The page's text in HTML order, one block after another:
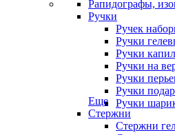
Рапидографы,
Ручки
Ручек
Ручки
Ручки
Ручки на
Ручки
Ручки
Ручки
Еще
Стержни
Стержни